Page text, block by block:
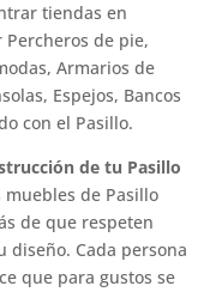
tiendas en
de pie,
Armarios de
Espejos, Bancos
con el Pasillo.
de tu Pasillo
de Pasillo
de que respeten
diseño. Cada persona
que para gustos se